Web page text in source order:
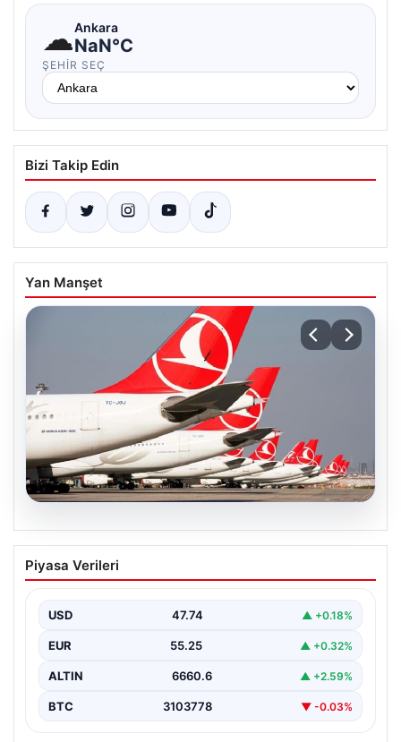
☁Ankara
NaN°C
ŞEHIR SEÇ
Bizi Takip Edin
Yan Manşet
07.08.2026
THY, temmuz ayında 9,5 milyon yolcu
taşıdı
Piyasa Verileri
USD 47.74 ▲ +0.18%
EUR 55.25 ▲ +0.32%
ALTIN 6660.6 ▲ +2.59%
BTC 3103778 ▼ -0.03%